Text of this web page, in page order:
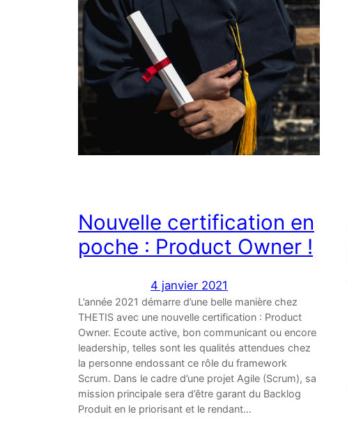
Nouvelle certification en
poche : Product Owner !
4 janvier 2021
L’année 2021 démarre d’une belle manière chez
THETIS avec une nouvelle certification : Product
Owner. Ecoute active, bon communicant ou encore
leadership, telles sont les qualités attendues chez
la personne endossant ce rôle du framework
Scrum. Dans le cadre d’une projet Agile (Scrum), sa
mission principale sera d’être garant du Backlog
Produit en le priorisant et le rendant…